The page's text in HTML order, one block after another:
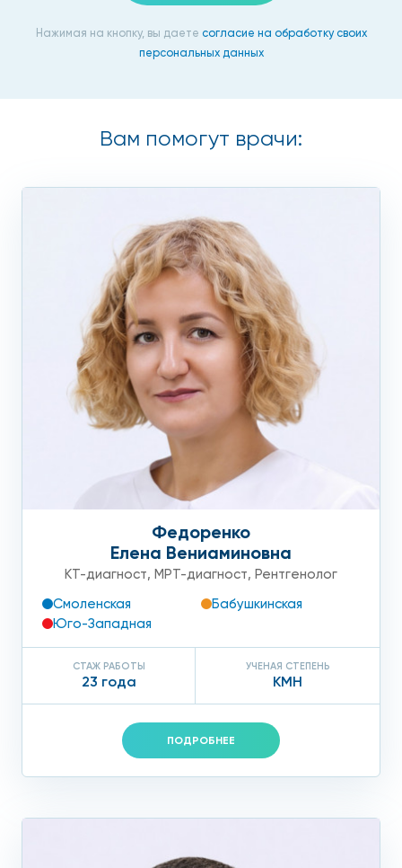
Нажимая на кнопку, вы даете согласие на обработку своих
персональных данных
Вам помогут врачи:
Федоренко
Елена Вениаминовна
КТ-диагност, МРТ-диагност, Рентгенолог
Смоленская
Бабушкинская
Юго-Западная
СТАЖ РАБОТЫ
23 года
УЧЕНАЯ СТЕПЕНЬ
КМН
ПОДРОБНЕЕ